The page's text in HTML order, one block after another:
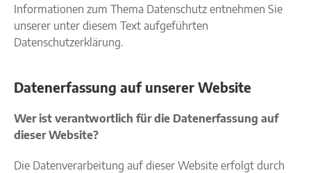
Informationen zum Thema Datenschutz entnehmen Sie
unserer unter diesem Text aufgeführten
Datenschutzerklärung.
Datenerfassung auf unserer Website
Wer ist verantwortlich für die Datenerfassung auf
dieser Website?
Die Datenverarbeitung auf dieser Website erfolgt durch